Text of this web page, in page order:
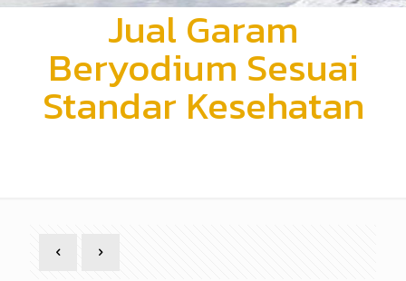
Jual Garam
Beryodium Sesuai
Standar Kesehatan